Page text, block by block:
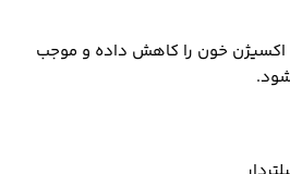
خون را کاهش داده و موجب